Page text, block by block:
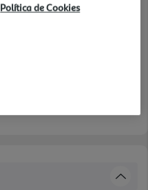
Política de Cookies